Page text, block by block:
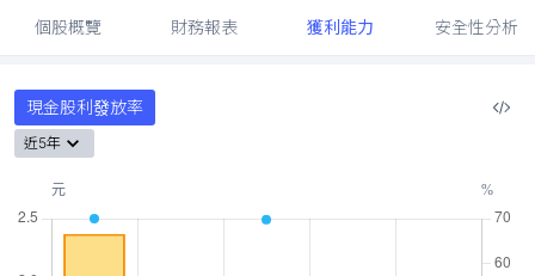
個股概覽 財務報表 獲利能力 安全性分析
現金股利發放率
近5年